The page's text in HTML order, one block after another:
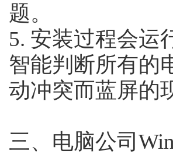
题。
5. 安装过程会运
智能判断所有的
动冲突而蓝屏的
三、电脑公司